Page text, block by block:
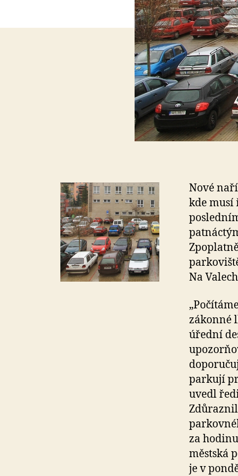
Nové
kde musí
Na
zákonné
úřední
parkují
uvedl
za
městská
je v